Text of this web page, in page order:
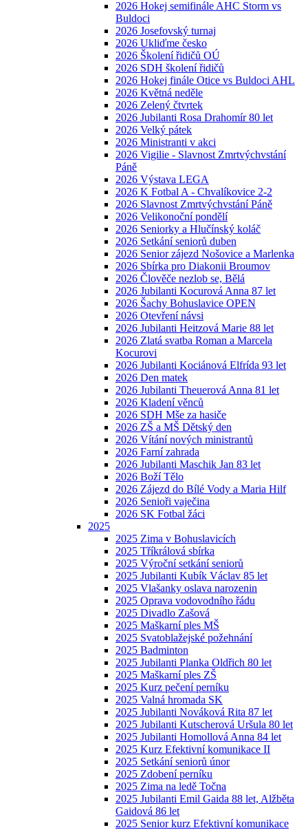
2026 Hokej semifinále AHC Storm vs
Buldoci
2026 Josefovský turnaj
2026 Ukliďme česko
2026 Školení řidičů OÚ
2026 SDH školení řidičů
2026 Hokej finále Otice vs Buldoci AHL
2026 Květná neděle
2026 Zelený čtvrtek
2026 Jubilanti Rosa Drahomír 80 let
2026 Velký pátek
2026 Ministranti v akci
2026 Vigilie - Slavnost Zmrtvýchvstání
Páně
2026 Výstava LEGA
2026 K Fotbal A - Chvalíkovice 2-2
2026 Slavnost Zmrtvýchvstání Páně
2026 Velikonoční pondělí
2026 Seniorky a Hlučínský koláč
2026 Setkání seniorů duben
2026 Senior zájezd Nošovice a Marlenka
2026 Sbírka pro Diakonii Broumov
2026 Člověče nezlob se, Bělá
2026 Jubilanti Kocurová Anna 87 let
2026 Šachy Bohuslavice OPEN
2026 Otevření návsi
2026 Jubilanti Heitzová Marie 88 let
2026 Zlatá svatba Roman a Marcela
Kocurovi
2026 Jubilanti Kociánová Elfrída 93 let
2026 Den matek
2026 Jubilanti Theuerová Anna 81 let
2026 Kladení věnců
2026 SDH Mše za hasiče
2026 ZŠ a MŠ Dětský den
2026 Vítání nových ministrantů
2026 Farní zahrada
2026 Jubilanti Maschik Jan 83 let
2026 Boží Tělo
2026 Zájezd do Bílé Vody a Maria Hilf
2026 Senioři vaječina
2026 SK Fotbal žáci
2025
2025 Zima v Bohuslavicích
2025 Tříkrálová sbírka
2025 Výroční setkání seniorů
2025 Jubilanti Kubík Václav 85 let
2025 Vlašanky oslava narozenin
2025 Oprava vodovodního řádu
2025 Divadlo Zašová
2025 Maškarní ples MŠ
2025 Svatoblažejské požehnání
2025 Badminton
2025 Jubilanti Planka Oldřich 80 let
2025 Maškarní ples ZŠ
2025 Kurz pečení perníku
2025 Valná hromada SK
2025 Jubilanti Nováková Rita 87 let
2025 Jubilanti Kutscherová Uršula 80 let
2025 Jubilanti Homollová Anna 84 let
2025 Kurz Efektivní komunikace II
2025 Setkání seniorů únor
2025 Zdobení perníku
2025 Zima na ledě Točna
2025 Jubilanti Emil Gaida 88 let, Alžběta
Gaidová 86 let
2025 Senior kurz Efektivní komunikace